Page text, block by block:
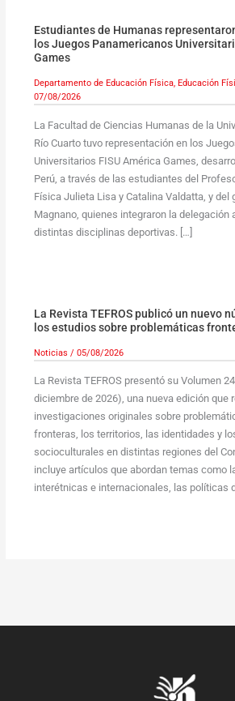
Estudiantes de Humanas
los Juegos Panamericanos
Games
Departamento de Educación Física, Educación
07/08/2026
La Facultad de Ciencias Humanas de la
Río Cuarto tuvo representación en los
Universitarios FISU América Games,
Perú, a través de las estudiantes del
Física Julieta Lisa y Catalina Valdatta, y del
Magnano, quienes integraron la delegación
distintas disciplinas deportivas. […]
La Revista TEFROS publicó un nuevo
los estudios sobre problemáticas
Noticias / 05/08/2026
La Revista TEFROS presentó su Volumen
diciembre de 2026), una nueva edición que
investigaciones originales sobre
fronteras, los territorios, las identidades y
socioculturales en distintas regiones del
incluye artículos que abordan temas como
interétnicas e internacionales, las políticas